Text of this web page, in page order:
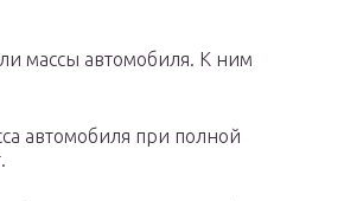
массы автомобиля. К ним
автомобиля при полной